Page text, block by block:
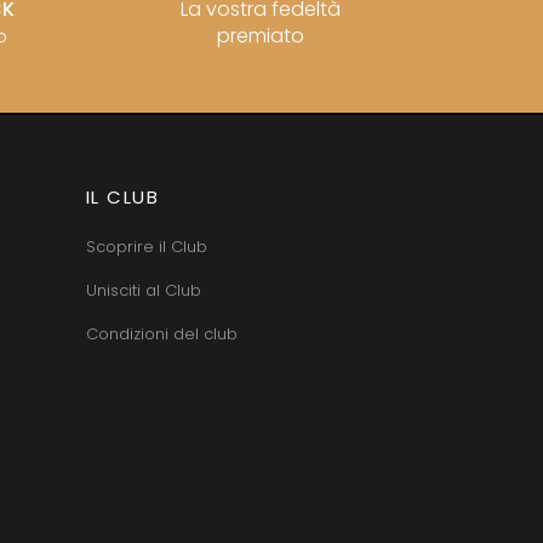
La vostra fedeltà
premiato
IL CLUB
Scoprire il Club
Unisciti al Club
Condizioni del club